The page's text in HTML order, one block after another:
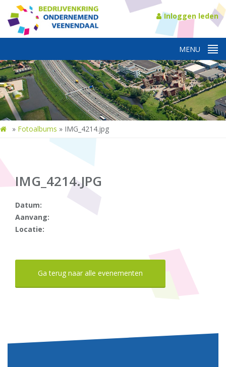
Inloggen leden
» Fotoalbums » IMG_4214.jpg
IMG_4214.JPG
Datum:
Aanvang:
Locatie:
Ga terug naar alle evenementen